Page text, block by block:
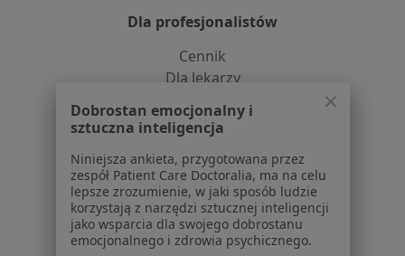
Dla profesjonalistów
Cennik
Dla lekarzy
Noa Notes nowość
Baza wiedzy
Centrum Pomocy dla Specjalisty
Kontakt ZnanyLekarz - Strona główna
ZnanyLekarz Sp. z o.o.
Dobrostan emocjonalny i
sztuczna inteligencja
Niniejsza ankieta, przygotowana przez
zespół Patient Care Doctoralia, ma na celu
lepsze zrozumienie, w jaki sposób ludzie
korzystają z narzędzi sztucznej inteligencji
jako wsparcia dla swojego dobrostanu
emocjonalnego i zdrowia psychicznego.